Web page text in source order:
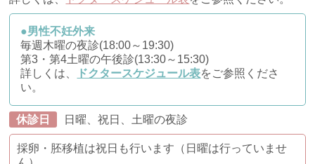
●男性不妊外来
毎週木曜の夜診(18:00～19:30)
第3・第4土曜の午後診(13:30～15:30)
詳しくは、
ドクタースケジュール表をご参照くださ
い。
休診日 日曜、祝日、土曜の夜診
採卵・胚移植は祝日も行います（日曜は行っていませ